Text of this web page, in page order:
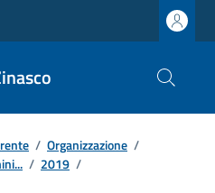
/ Organizzazione /
/ 2019 /